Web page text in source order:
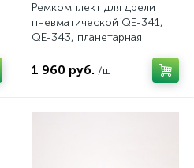
Ремкомплект для дрели
пневматической QE-341,
QE-343, планетарная
SEVEN QE-343T11
1 960 руб. /шт